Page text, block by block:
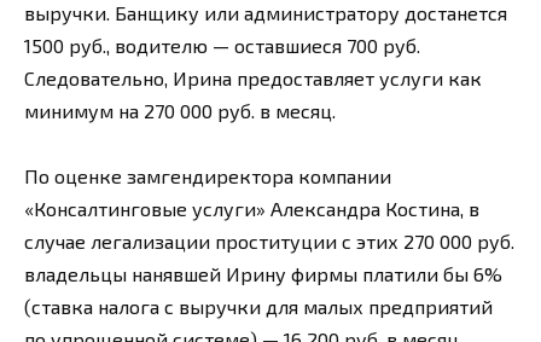
выручки. Банщику или администратору достанется
1500 руб., водителю — оставшиеся 700 руб.
Следовательно, Ирина предоставляет услуги как
минимум на 270 000 руб. в месяц.
По оценке замгендиректора компании
«Консалтинговые услуги» Александра Костина, в
случае легализации проституции с этих 270 000 руб.
владельцы нанявшей Ирину фирмы платили бы 6%
(ставка налога с выручки для малых предприятий